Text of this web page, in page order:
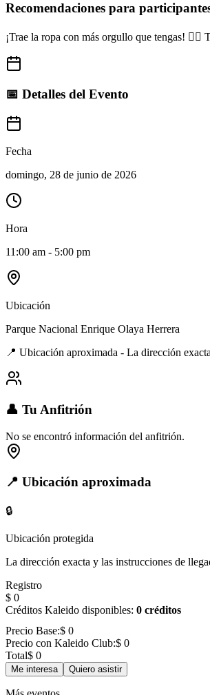
Recomendaciones para
¡Trae la ropa con más orgullo que tengas! 🏳️‍🌈
📅 Detalles del Evento
Fecha
domingo, 28 de junio de 2026
Hora
11:00 am - 5:00 pm
Ubicación
Parque Nacional Enrique Olaya Herrera
📍 Ubicación aproximada - La dirección
👤 Tu Anfitrión
No se encontró información del anfitrión.
📍 Ubicación aproximada
🔒
Ubicación protegida
La dirección exacta y las instrucciones de
Registro
$ 0
Créditos Kaleido disponibles: 0 créditos
Precio Base:$ 0
Precio con Kaleido Club:$ 0
Total$ 0
Me interesa Quiero asistir